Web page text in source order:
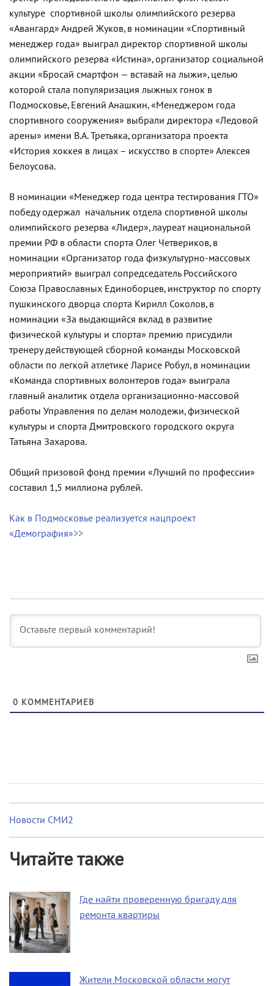
культуре спортивной школы олимпийского резерва
«Авангард» Андрей Жуков, в номинации «Спортивный
менеджер года» выиграл директор спортивной школы
олимпийского резерва «Истина», организатор социальной
акции «Бросай смартфон — вставай на лыжи», целью
которой стала популяризация лыжных гонок в
Подмосковье, Евгений Анашкин, «Менеджером года
спортивного сооружения» выбрали директора «Ледовой
арены» имени В.А. Третьяка, организатора проекта
«История хоккея в лицах – искусство в спорте» Алексея
Белоусова.
В номинации «Менеджер года центра тестирования ГТО»
победу одержал начальник отдела спортивной школы
олимпийского резерва «Лидер», лауреат национальной
премии РФ в области спорта Олег Четвериков, в
номинации «Организатор года физкультурно-массовых
мероприятий» выиграл сопредседатель Российского
Союза Православных Единоборцев, инструктор по спорту
пушкинского дворца спорта Кирилл Соколов, в
номинации «За выдающийся вклад в развитие
физической культуры и спорта» премию присудили
тренеру действующей сборной команды Московской
области по легкой атлетике Ларисе Робул, в номинации
«Команда спортивных волонтеров года» выиграла
главный аналитик отдела организационно-массовой
работы Управления по делам молодежи, физической
культуры и спорта Дмитровского городского округа
Татьяна Захарова.
Общий призовой фонд премии «Лучший по профессии»
составил 1,5 миллиона рублей.
Как в Подмосковье реализуется нацпроект
«Демография»>>
0 КОММЕНТАРИЕВ
Новости СМИ2
Читайте также
Где найти проверенную бригаду для
ремонта квартиры
Жители Московской области могут